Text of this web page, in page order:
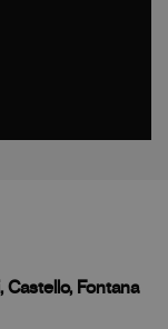
Castello, Fontana